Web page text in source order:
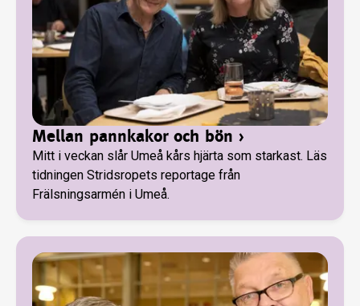
Mellan pannkakor och bön ›
Mitt i veckan slår Umeå kårs hjärta som starkast. Läs
tidningen Stridsropets reportage från
Frälsningsarmén i Umeå.